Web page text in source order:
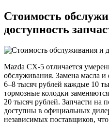
Стоимость
доступность
Mazda CX-5 отличается
обслуживания. Замена масла и
6–8 тысяч рублей каждые 10
тормозные колодки
20 тысяч рублей. Запчасти на
доступны в официальных
независимых поставщиков,